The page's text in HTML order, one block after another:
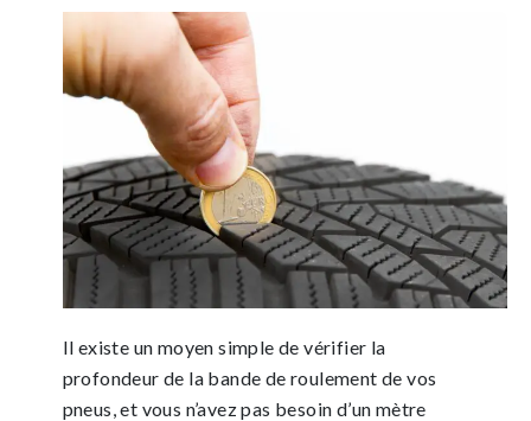
Il existe un moyen simple de vérifier la
profondeur de la bande de roulement de vos
pneus, et vous n’avez pas besoin d’un mètre